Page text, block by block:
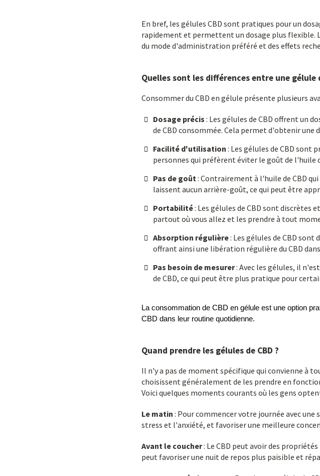
En bref, les gélules CBD sont pratiques pour un
rapidement et permettent un dosage plus flexible.
du mode d'administration préféré et des effets
Quelles sont les différences entre une gélule
Consommer du CBD en gélule présente plusieurs
Dosage précis : Les gélules de CBD offrent un
de CBD consommée. Cela permet d'obtenir une
Facilité d'utilisation : Les gélules de CBD sont
personnes qui préfèrent éviter le goût de l'huile
Pas de goût : Contrairement à l'huile de CBD
laissent aucun arrière-goût, ce qui peut être
Portabilité: Les gélules de CBD sont discrètes
partout où vous allez et les prendre à tout
Absorption régulière: Les gélules de CBD sont
offrant ainsi une libération régulière du CBD
Pas besoin de mesurer: Avec les gélules, il
de CBD, ce qui peut être plus pratique pour
La consommation de CBD en gélule est une option
CBD dans leur routine quotidienne.
Quand prendre les gélules de CBD ?
Il n'y a pas de moment spécifique qui convienne à
choisissent généralement de les prendre en
Voici quelques moments courants où les gens
Le matin : Pour commencer votre journée avec
stress et l'anxiété, et favoriser une meilleure
Avant le coucher: Le CBD peut avoir des
peut favoriser une nuit de repos plus paisible et